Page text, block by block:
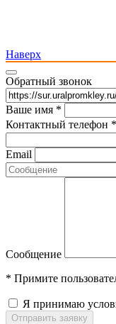
Наверх
Обратный звонок
Ваше имя *
Контактный телефон *
Email
Сообщение
* Примите
Я принимаю
Отправить заявку